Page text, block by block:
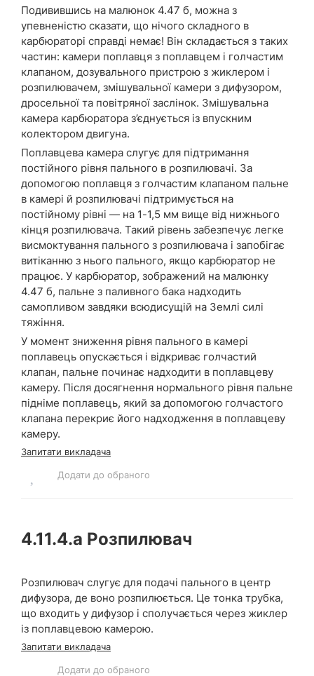
Подивившись на малюнок 4.47 б, можна з
упевненістю сказати, що нічого складного в
карбюраторі справді немає! Він складається з таких
частин: камери поплавця з поплавцем і голчастим
клапаном, дозувального пристрою з жиклером і
розпилювачем, змішувальної камери з дифузором,
дросельної та повітряної заслінок. Змішувальна
камера карбюратора з’єднується із впускним
колектором двигуна.
Поплавцева камера слугує для підтримання
постійного рівня пального в розпилювачі. За
допомогою поплавця з голчастим клапаном пальне
в камері й розпилювачі підтримується на
постійному рівні — на 1-1,5 мм вище від нижнього
кінця розпилювача. Такий рівень забезпечує легке
висмоктування пального з розпилювача і запобігає
витіканню з нього пального, якщо карбюратор не
працює. У карбюратор, зображений на малюнку
4.47 б, пальне з паливного бака надходить
самопливом завдяки всюдисущій на Землі силі
тяжіння.
У момент зниження рівня пального в камері
поплавець опускається і відкриває голчастий
клапан, пальне починає надходити в поплавцеву
камеру. Після досягнення нормального рівня пальне
підніме поплавець, який за допомогою голчастого
клапана перекриє його надходження в поплавцеву
камеру.
Запитати викладача
Додати до обраного
4.11.4.a Розпилювач
Розпилювач слугує для подачі пального в центр
дифузора, де воно розпилюється. Це тонка трубка,
що входить у дифузор і сполучається через жиклер
із поплавцевою камерою.
Запитати викладача
Додати до обраного